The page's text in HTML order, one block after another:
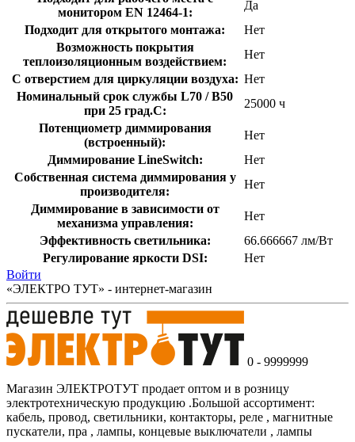
монитором EN 12464-1:
Да
Подходит для открытого монтажа:
Нет
Возможность покрытия
теплоизоляционным воздействием:
Нет
С отверстием для циркуляции воздуха: Нет
Номинальный срок службы L70 / B50
при 25 град.C:
25000 ч
Потенциометр диммирования
(встроенный):
Нет
Диммирование LineSwitch:
Нет
Собственная система диммирования у
производителя:
Нет
Диммирование в зависимости от
механизма управления:
Нет
Эффективность светильника:
66.666667 лм/Вт
Регулирование яркости DSI:
Нет
Войти
«ЭЛЕКТРО ТУТ» - интернет-магазин
0 - 9999999
Магазин ЭЛЕКТРОТУТ продает оптом и в розницу
электротехническую продукцию .Большой ассортимент:
кабель, провод, светильники, контакторы, реле , магнитные
пускатели, пра , лампы, концевые выключатели , лампы